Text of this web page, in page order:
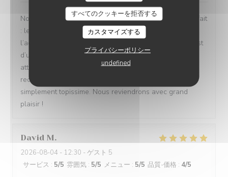
すべてのクッキーを拒否する
カスタマイズする
プライバシーポリシー
undefined
Nous avons passé un excellent moment ! Tout était parfait
: les repas étaient délicieux, le service irréprochable, et
l’accueil d’une chaleur exceptionnelle. Toute l’équipe est
d’une grande gentillesse, avec de nombreuses petites
attentions qui font vraiment la différence. Nous
recommandons cet établissement à 100 % ! C’est tout
simplement topissime. Nous reviendrons avec grand
plaisir !
David M
2026-08-04 - 12:30 - ゲスト 5
サービス : 5/5 雰囲気 : 5/5 メニュー : 5/5 品質-価格 : 4/5